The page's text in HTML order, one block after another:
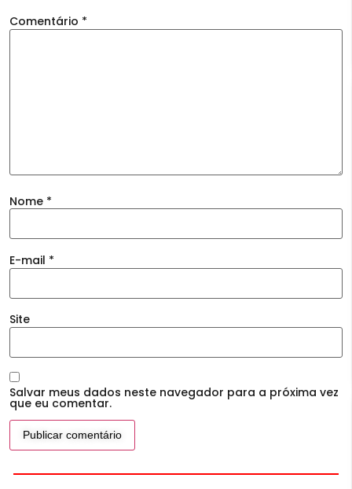
Comentário *
Nome *
E-mail *
Site
Salvar meus dados neste navegador para a próxima vez
que eu comentar.